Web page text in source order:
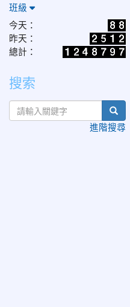
班級
今天：
昨天：
總計：
搜索
進階搜尋